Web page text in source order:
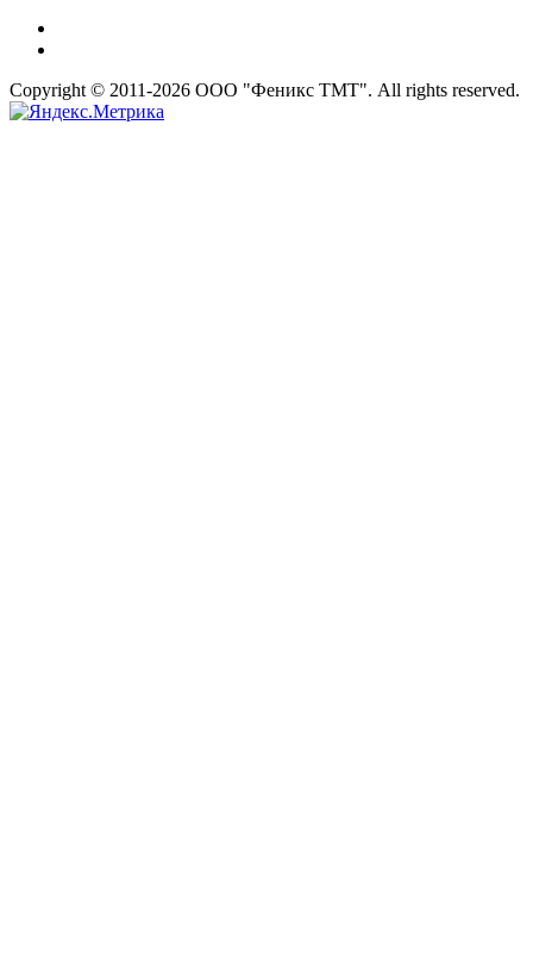
Copyright © 2011-2026 ООО "Феникс ТМТ". All rights reserved.